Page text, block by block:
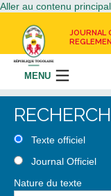
Aller au contenu principal
JOURNAL
MENU
LE JOURNAL OFFICIEL
RECEVOIR LE
NOUS CONTACTER
Texte officiel
Journal Officiel
Nature du texte